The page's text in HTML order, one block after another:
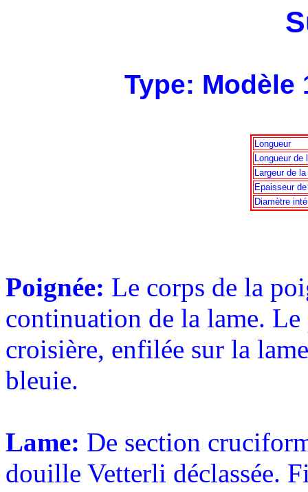
Type:
Longueur
Longueur de
Largeur de
Epaisseur
Diamètre
Poignée: Le corps de la
continuation de la lame. Le
croisière, enfilée sur la
bleuie.
Lame: De section
douille Vetterli déclassée.